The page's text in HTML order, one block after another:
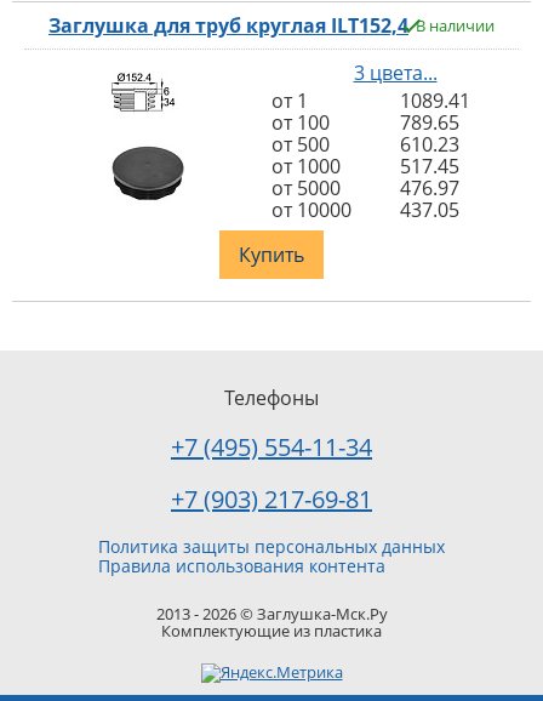
Заглушка для труб круглая ILT152,4 В наличии
3 цвета...
от 1
1089.41
от 100
789.65
от 500
610.23
от 1000
517.45
от 5000
476.97
от 10000
437.05
Купить
2013 - 2026 © Заглушка-Мск.Ру
Комплектующие из пластика
Политика защиты персональных данных
Правила использования контента
Телефоны
+7 (495) 554-11-34
+7 (903) 217-69-81